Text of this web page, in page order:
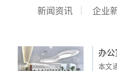
新闻资讯 企业
本文